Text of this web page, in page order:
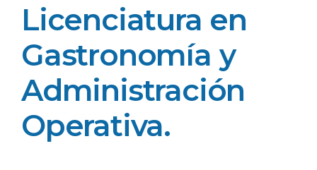
Licenciatura en
Gastronomía y
Administración
Operativa.